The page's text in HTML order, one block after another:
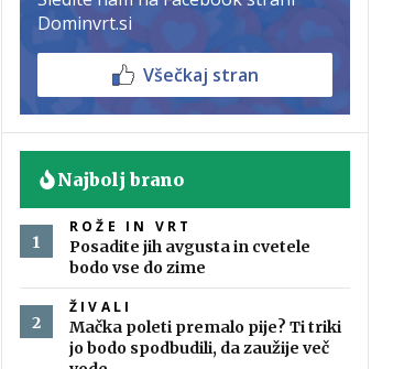
Dominvrt.si
Všečkaj stran
Najbolj brano
ROŽE IN VRT
Posadite jih avgusta in cvetele
bodo vse do zime
ŽIVALI
Mačka poleti premalo pije? Ti triki
jo bodo spodbudili, da zaužije več